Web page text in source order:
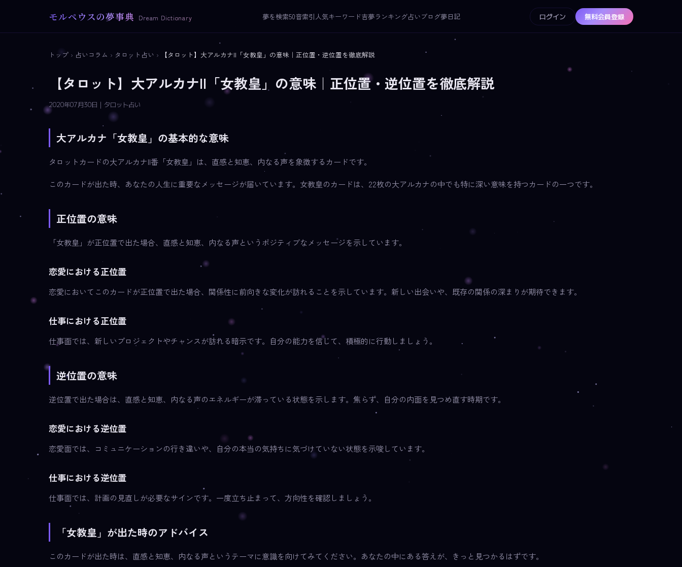
モルペウスの夢事典 Dream Dictionary 夢を検索50音索引 人気キーワード吉夢ランキング占いブログ夢日記 ログイン 無料会員登録
トップ › 占いコラム › タロット占い › 【タロット】大アルカナII「女教皇」の意味｜正位置・逆位置を徹底解説
【タロット】大アルカナII「女教皇」の意味｜正位置・逆位置を徹底解説
2020年07月30日 | タロット占い
大アルカナ「女教皇」の基本的な意味
タロットカードの大アルカナII番「女教皇」は、直感と知恵、内なる声を象徴するカードです。
このカードが出た時、あなたの人生に重要なメッセージが届いています。女教皇のカードは、22枚の大アルカナの中でも特に深い意味を持つカードの一つです。
正位置の意味
「女教皇」が正位置で出た場合、直感と知恵、内なる声というポジティブなメッセージを示しています。
恋愛における正位置
恋愛においてこのカードが正位置で出た場合、関係性に前向きな変化が訪れることを示しています。新しい出会いや、既存の関係の深まりが期待できます。
仕事における正位置
仕事面では、新しいプロジェクトやチャンスが訪れる暗示です。自分の能力を信じて、積極的に行動しましょう。
逆位置の意味
逆位置で出た場合は、直感と知恵、内なる声のエネルギーが滞っている状態を示します。焦らず、自分の内面を見つめ直す時期です。
恋愛における逆位置
恋愛面では、コミュニケーションの行き違いや、自分の本当の気持ちに気づけていない状態を示唆しています。
仕事における逆位置
仕事面では、計画の見直しが必要なサインです。一度立ち止まって、方向性を確認しましょう。
「女教皇」が出た時のアドバイス
このカードが出た時は、直感と知恵、内なる声というテーマに意識を向けてみてください。あなたの中にある答えが、きっと見つかるはずです。